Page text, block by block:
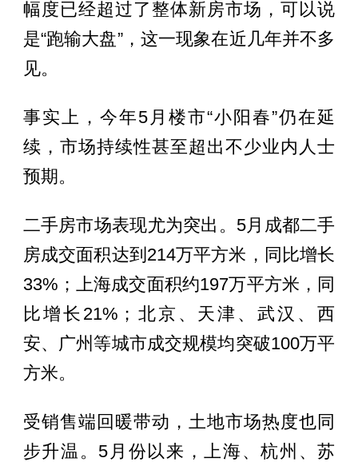
幅度已经超过了整体新房市场，可以说
是“跑输大盘”，这一现象在近几年并不多
见。
事实上，今年5月楼市“小阳春”仍在延
续，市场持续性甚至超出不少业内人士
预期。
二手房市场表现尤为突出。5月成都二手
房成交面积达到214万平方米，同比增长
33%；上海成交面积约197万平方米，同
比增长21%；北京、天津、武汉、西
安、广州等城市成交规模均突破100万平
方米。
受销售端回暖带动，土地市场热度也同
步升温。5月份以来，上海、杭州、苏